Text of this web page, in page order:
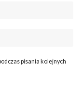
pisania kolejnych